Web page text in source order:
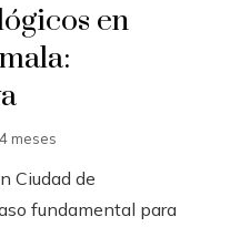
en
meses
Ciudad de
fundamental para